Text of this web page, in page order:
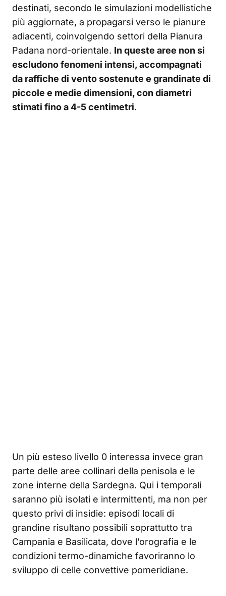
destinati, secondo le simulazioni modellistiche
più aggiornate, a propagarsi verso le pianure
adiacenti, coinvolgendo settori della Pianura
Padana nord-orientale. In queste aree non si
escludono fenomeni intensi, accompagnati
da raffiche di vento sostenute e grandinate di
piccole e medie dimensioni, con diametri
stimati fino a 4-5 centimetri.
Un più esteso livello 0 interessa invece gran
parte delle aree collinari della penisola e le
zone interne della Sardegna. Qui i temporali
saranno più isolati e intermittenti, ma non per
questo privi di insidie: episodi locali di
grandine risultano possibili soprattutto tra
Campania e Basilicata, dove l’orografia e le
condizioni termo-dinamiche favoriranno lo
sviluppo di celle convettive pomeridiane.